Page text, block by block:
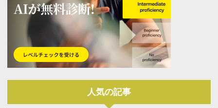
人気の記事